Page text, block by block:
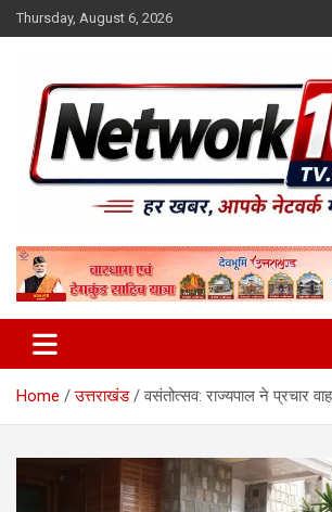
Skip
to
Thursday, August 6, 2026
Network10tv
Home उत्तराखंड वसंतोत्सव: राज्यपाल ने प्रचार